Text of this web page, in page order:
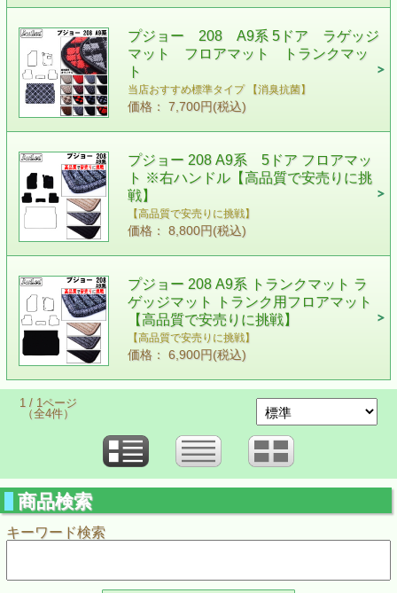
プジョー 208 A9系 5ドア ラゲッジ
マット フロアマット トランクマッ
ト
当店おすすめ標準タイプ 【消臭抗菌】
価格： 7,700円(税込)
プジョー 208 A9系 5ドア フロアマッ
ト ※右ハンドル【高品質で安売りに挑
戦】
【高品質で安売りに挑戦】
価格： 8,800円(税込)
プジョー 208 A9系 トランクマット ラ
ゲッジマット トランク用フロアマット
【高品質で安売りに挑戦】
【高品質で安売りに挑戦】
価格： 6,900円(税込)
1 / 1ページ
（全4件）
商品検索
キーワード検索